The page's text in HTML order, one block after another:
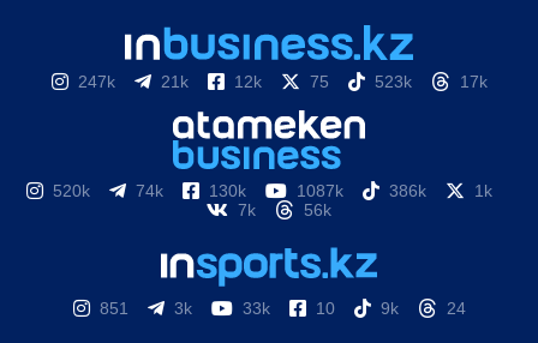
247k 21k 12k 75 523k 17k
520k 74k 130k 1087k 386k
1k
7k
56k
851 3k 33k 10 9k 24